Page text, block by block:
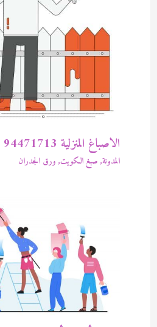
الاصباغ المنزلية 94471713
المدونة, صبغ الكويت, ورق الجدران